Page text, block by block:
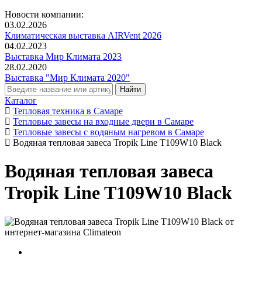
Новости компании:
03.02.2026
Климатическая выставка AIRVent 2026
04.02.2023
Выставка Мир Климата 2023
28.02.2020
Выставка "Мир Климата 2020"
Каталог
Тепловая техника в Самаре
Тепловые завесы на входные двери в Самаре
Тепловые завесы с водяным нагревом в Самаре
Водяная тепловая завеса Tropik Line T109W10 Black
Водяная тепловая завеса
Tropik Line T109W10 Black